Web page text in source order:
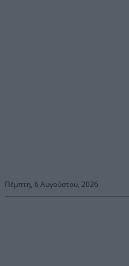
Πέμπτη, 6 Αυγούστου, 2026